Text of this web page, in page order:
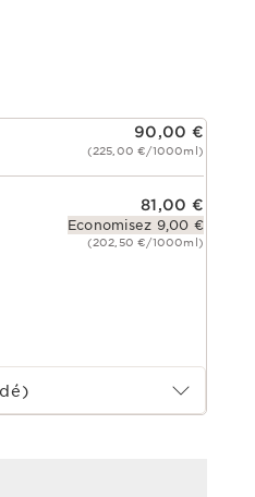
90,00 €
(225,00 €/1000ml)
81,00 €
Economisez 9,00 €
(202,50 €/1000ml)